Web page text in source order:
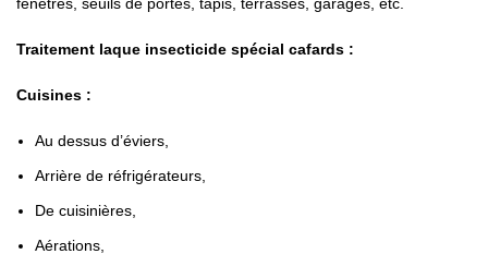
fenêtres, seuils de portes, tapis, terrasses, garages, etc.
Traitement laque insecticide spécial cafards :
Cuisines :
Au dessus d’éviers,
Arrière de réfrigérateurs,
De cuisinières,
Aérations,